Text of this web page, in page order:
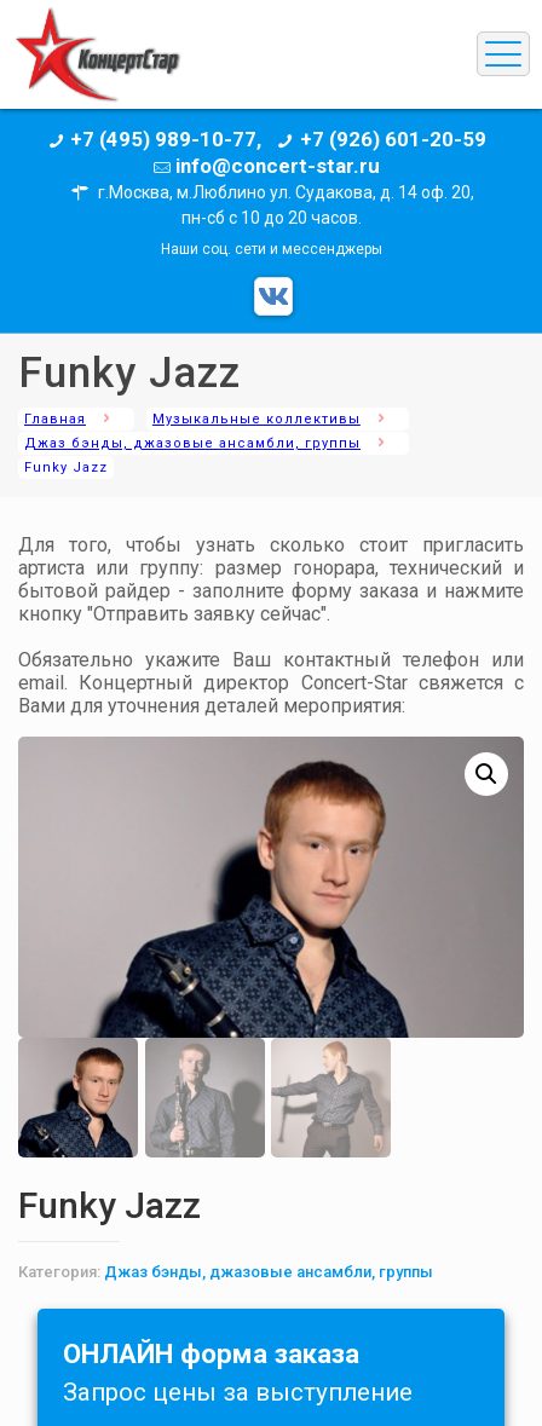
+7 (495) 989-10-77,
+7 (926) 601-20-59
info@concert-star.ru
г.Москва, м.Люблино ул. Судакова, д. 14 оф. 20,
пн-сб с 10 до 20 часов.
Наши соц. сети и мессенджеры
Funky Jazz
Главная
Музыкальные коллективы
Джаз бэнды, джазовые ансамбли, группы
Funky Jazz
Для того, чтобы узнать сколько стоит пригласить
артиста или группу: размер гонорара, технический и
бытовой райдер - заполните форму заказа и нажмите
кнопку "Отправить заявку сейчас".
Обязательно укажите Ваш контактный телефон или
email. Концертный директор Concert-Star свяжется с
Вами для уточнения деталей мероприятия:
Funky Jazz
Категория: Джаз бэнды, джазовые ансамбли, группы
ОНЛАЙН форма заказа
Запрос цены за выступление